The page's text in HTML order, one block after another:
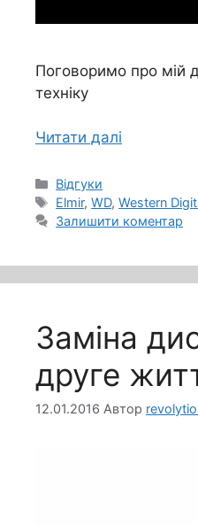
Поговоримо про мій
техніку
Читати далі
Категорії
Відгуки
Позначки
Elmir,WD,Western
Залишити коментар
Заміна
друге
12.01.2016 Автор